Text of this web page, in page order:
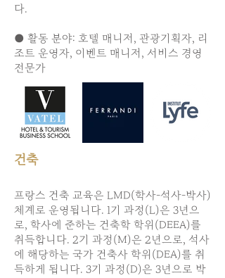
다.
● 활동 분야: 호텔 매니저, 관광기획자, 리
조트 운영자, 이벤트 매니저, 서비스 경영
전문가
건축
프랑스 건축 교육은 LMD(학사-석사-박사)
체계로 운영됩니다. 1기 과정(L)은 3년으
로, 학사에 준하는 건축학 학위(DEEA)를
취득합니다. 2기 과정(M)은 2년으로, 석사
에 해당하는 국가 건축사 학위(DEA)를 취
득하게 됩니다. 3기 과정(D)은 3년으로 박